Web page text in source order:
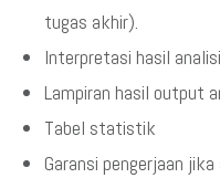
tugas akhir).
Interpretasi hasil
Lampiran hasil output
Tabel statistik
Garansi pengerjaan jika